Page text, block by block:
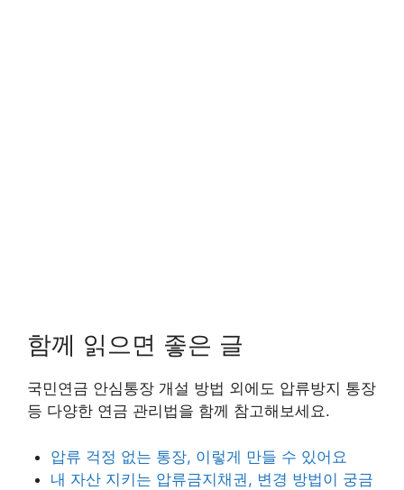
함께 읽으면 좋은 글
국민연금 안심통장 개설 방법 외에도 압류방지 통장
등 다양한 연금 관리법을 함께 참고해보세요.
압류 걱정 없는 통장, 이렇게 만들 수 있어요
내 자산 지키는 압류금지채권, 변경 방법이 궁금